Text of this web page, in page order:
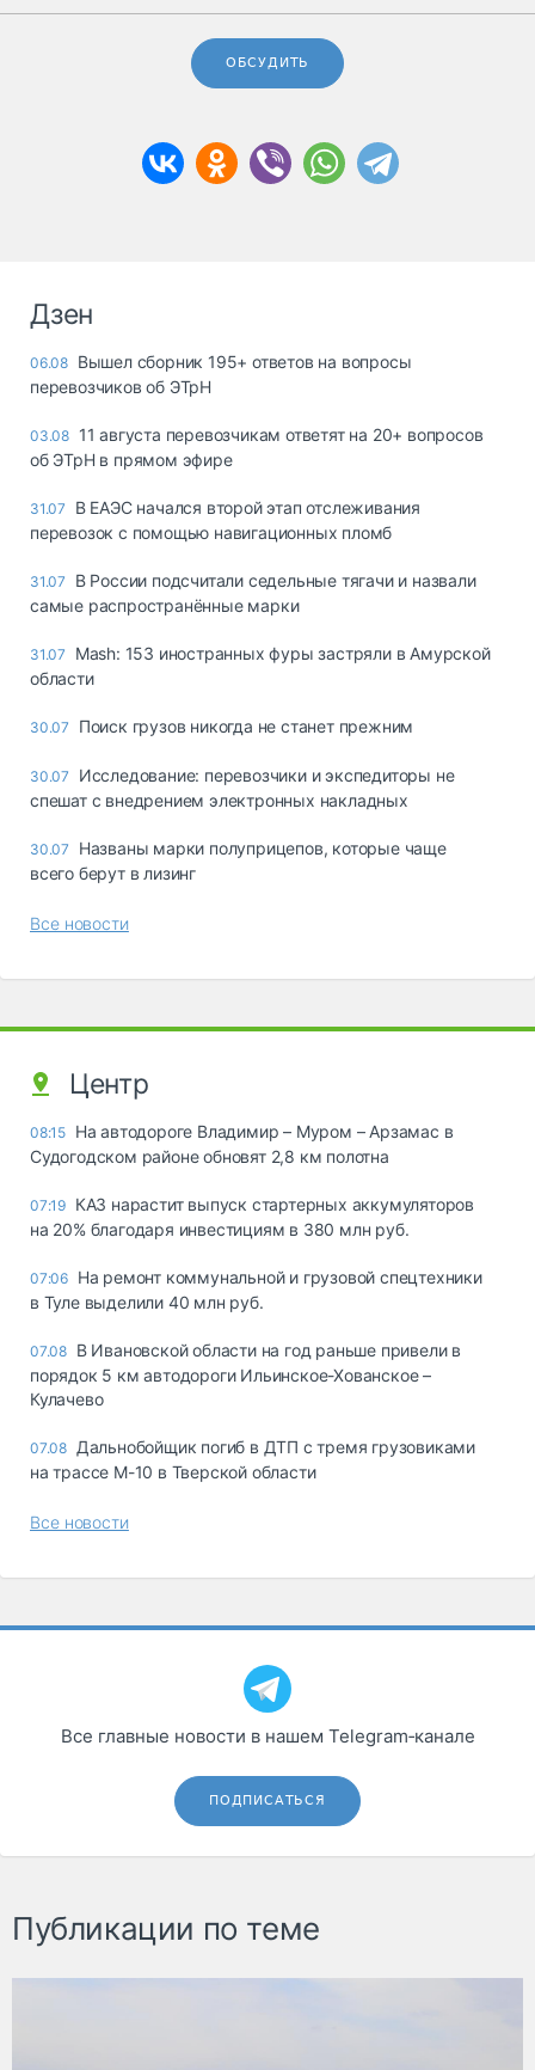
ОБСУДИТЬ
Дзен
06.08 Вышел сборник 195+ ответов на вопросы
перевозчиков об ЭТрН
03.08 11 августа перевозчикам ответят на 20+ вопросов
об ЭТрН в прямом эфире
31.07
В ЕАЭС начался второй этап отслеживания
перевозок с помощью навигационных пломб
31.07
В России подсчитали седельные тягачи и назвали
самые распространённые марки
31.07
Mash: 153 иностранных фуры застряли в Амурской
области
30.07 Поиск грузов никогда не станет прежним
30.07
Исследование: перевозчики и экспедиторы не
спешат с внедрением электронных накладных
30.07
Названы марки полуприцепов, которые чаще
всего берут в лизинг
Все новости
Центр
08:15 На автодороге Владимир – Муром – Арзамас в
Судогодском районе обновят 2,8 км полотна
07:19 КАЗ нарастит выпуск стартерных аккумуляторов
на 20% благодаря инвестициям в 380 млн руб.
07:06 На ремонт коммунальной и грузовой спецтехники
в Туле выделили 40 млн руб.
07.08 В Ивановской области на год раньше привели в
порядок 5 км автодороги Ильинское-Хованское –
Кулачево
07.08 Дальнобойщик погиб в ДТП с тремя грузовиками
на трассе М-10 в Тверской области
Все новости
Все главные новости в нашем Telegram‑канале
ПОДПИСАТЬСЯ
Публикации по теме